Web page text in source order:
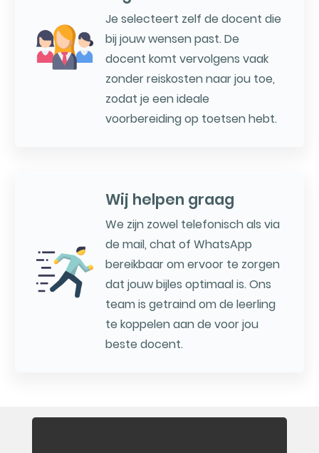
Je selecteert zelf de docent die
bij jouw wensen past. De
docent komt vervolgens vaak
zonder reiskosten naar jou toe,
zodat je een ideale
voorbereiding op toetsen hebt.
Wij helpen graag
We zijn zowel telefonisch als via
de mail, chat of WhatsApp
bereikbaar om ervoor te zorgen
dat jouw bijles optimaal is. Ons
team is getraind om de leerling
te koppelen aan de voor jou
beste docent.